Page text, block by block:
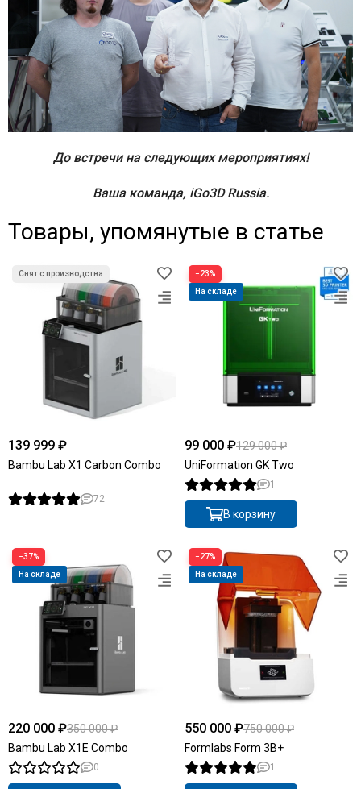
До встречи на следующих мероприятиях!
Ваша команда, iGo3D Russia.
Товары, упомянутые в статье
Снят с производства
139 999 ₽
Bambu Lab X1 Carbon Combo
72
−23%
На складе
99 000 ₽129 000 ₽
UniFormation GK Two
1
В корзину
−37%
На складе
220 000 ₽350 000 ₽
Bambu Lab X1E Combo
0
−27%
На складе
550 000 ₽750 000 ₽
Formlabs Form 3B+
1